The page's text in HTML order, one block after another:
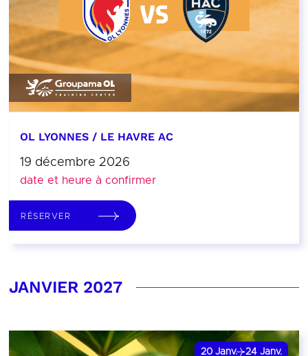
OL LYONNES / LE HAVRE AC
19 décembre 2026
date et heure à confirmer
RÉSERVER
JANVIER 2027
20 Janv. 24 Janv.